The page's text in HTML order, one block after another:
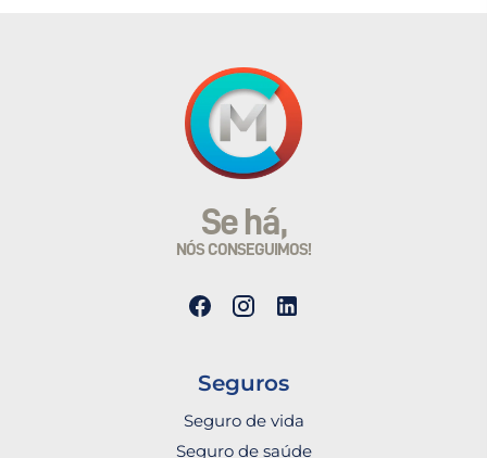
Se há,
NÓS CONSEGUIMOS!
Seguros
Seguro de vida
Seguro de saúde